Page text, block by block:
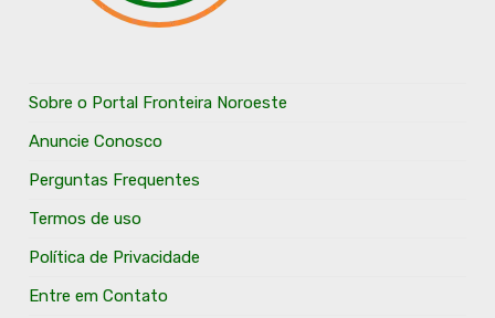
Sobre o Portal Fronteira Noroeste
Anuncie Conosco
Perguntas Frequentes
Termos de uso
Política de Privacidade
Entre em Contato